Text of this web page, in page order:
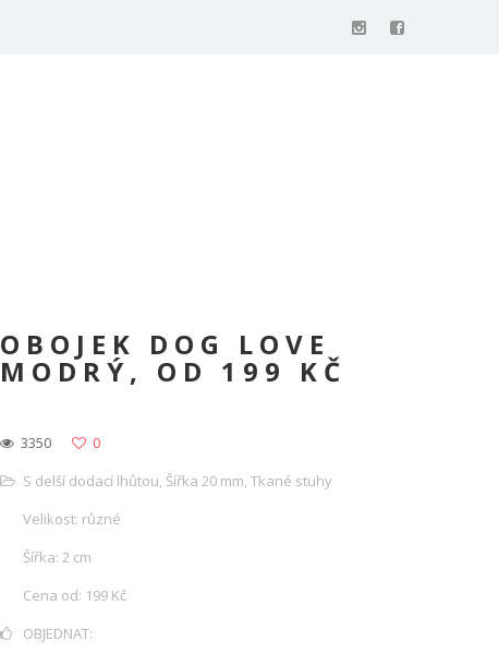
OBOJEK DOG LOVE
MODRÝ, OD 199 KČ
3350
0
S delší dodací lhůtou, Šířka 20 mm,Tkané stuhy
Velikost: různé
Šířka: 2 cm
Cena od: 199 Kč
OBJEDNAT: